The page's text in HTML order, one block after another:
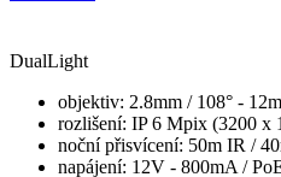
DualLight
objektiv: 2.8mm / 108° -
rozlišení: IP 6 Mpix (3200 x
noční přisvícení: 50m IR /
napájení: 12V - 800mA /